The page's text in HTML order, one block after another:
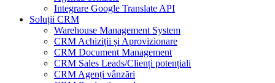
Integrare Google Translate API
Soluții CRM
Warehouse Management System
CRM Achiziții și Aprovizionare
CRM Document Management
CRM Sales Leads/Clienți potențiali
CRM Agenți vânzări